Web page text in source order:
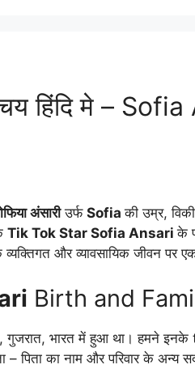
हिंदि मे –
अंसारीउर्फ Sofiaकी उम्र,
Tik Tok Star Sofia Ansariके
और व्यावसायिक जीवन पर
Birth and
गुजरात, भारत में हुआ था। हमने
पिता का नाम और परिवार के अन्य